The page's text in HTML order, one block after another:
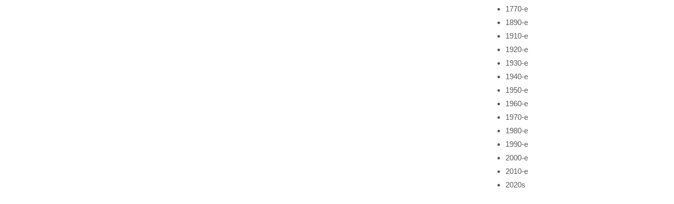
1770-е
1890-е
1910-е
1920-е
1930-е
1940-е
1950-е
1960-е
1970-е
1980-е
1990-е
2000-е
2010-е
2020s